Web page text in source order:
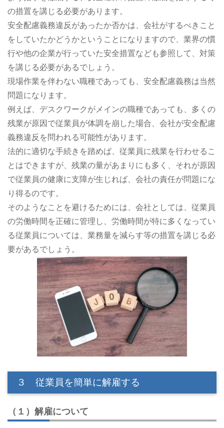
の措置を講じる必要があります。
安全配慮義務違反があったか否かは、会社がするべきこと
をしていたかどうかということになりますので、業界の慣
行や他の企業が行っていた安全措置なども参照して、対策
を講じる必要があるでしょう。
現場作業を伴わない職種であっても、安全配慮義務は当然
問題になります。
例えば、デスクワークがメインの職種であっても、多くの
残業が原因で従業員が体調を崩した場合、会社が安全配慮
義務違反を問われる可能性があります。
法的に適切な手続きを踏めば、従業員に残業を行わせるこ
とはできますが、残業の量があまりにも多く、それが原因
で従業員の健康に支障が生じれば、会社の責任が問題にな
り得るのです。
そのようなことを避けるためには、会社としては、従業員
の労働時間を正確に管理し、労働時間が特に多くなってい
る従業員については、業務量を減らす等の措置を講じる必
要があるでしょう。
３ 従業員を簡単に解雇する
（１）解雇について